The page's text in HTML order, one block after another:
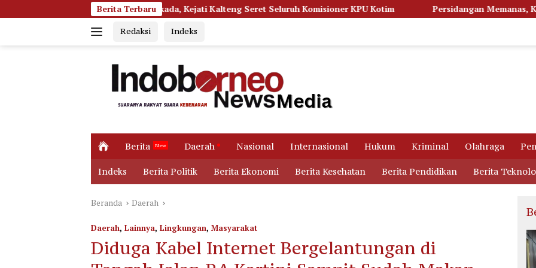
ke
Berita Terbaru
Hibah Pilkada, Kejati Kalteng Seret Seluruh Komisioner KPU Kotim Persidangan Memanas, Kuasa Hukum Bongkar
Redaksi Indeks
H
m
e
Berita Daerah Nasional Internasional Hukum Kriminal Olahraga
Indeks Berita Politik Berita Ekonomi Berita Kesehatan Berita Pendidikan Berita
Beranda Daerah
Daerah, Lainnya, Lingkungan, Masyarakat
Diduga Kabel Internet Bergelantungan di